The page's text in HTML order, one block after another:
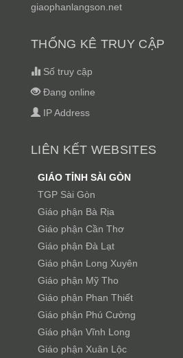
giaophanlangson.net
THỐNG KÊ TRUY CẬP
Số truy cập
Đang online
IP Address
LIÊN KẾT WEBSITES
GIÁO TỈNH SÀI GÒN
TGP Sài Gòn
Giáo phận Bà Rịa
Giáo phận Cần Thơ
Giáo phận Đà Lạt
Giáo phận Long Xuyên
Giáo phận Mỹ Tho
Giáo phận Phan Thiết
Giáo phận Phú Cường
Giáo phận Vĩnh Long
Giáo phận Xuân Lộc